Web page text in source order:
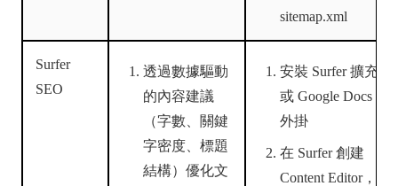
sitemap.xml
Surfer
SEO
透過數據驅動
的內容建議
（字數、關鍵
字密度、標題
結構）優化文
安裝 Surfer 擴充
或 Google Docs
外掛
在 Surfer 創建
Content Editor，